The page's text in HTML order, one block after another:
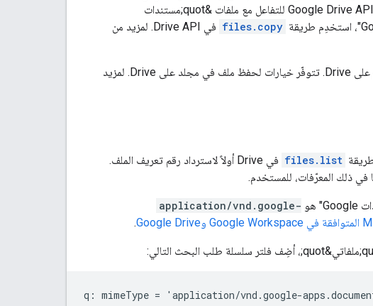
API تتضمّن طرقًا مستقلة خاصة بها، غالبًا ما يكون من الضروري أيضًا استخدام طرق Google Drive API للتفاعل مع ملفات &quot;مستندات
files.copy
في Drive API. لمزيد من
عند استخدام Docs API، يتم تلقائيًا حفظ مستند جديد في المجلد الجذر للمستخدم على Drive. تتوفّر خيارات لحفظ ملف في مجلد على Drive. لمزيد
files.list
في Drive أولاً لاسترداد رقم تعريف الملف.
في ذلك المعرّفات، للمستخدم.
application/vnd.google-
.